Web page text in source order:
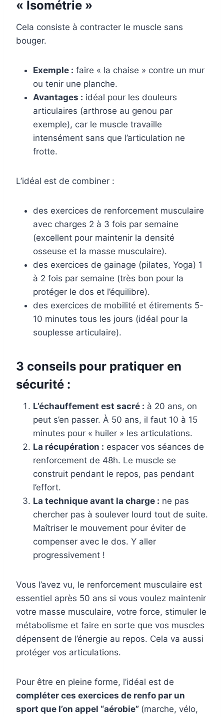
« Isométrie »
Cela consiste à contracter le muscle sans
bouger.
Exemple : faire « la chaise » contre un mur
ou tenir une planche.
Avantages : idéal pour les douleurs
articulaires (arthrose au genou par
exemple), car le muscle travaille
intensément sans que l’articulation ne
frotte.
L’idéal est de combiner :
des exercices de renforcement musculaire
avec charges 2 à 3 fois par semaine
(excellent pour maintenir la densité
osseuse et la masse musculaire).
des exercices de gainage (pilates, Yoga) 1
à 2 fois par semaine (très bon pour la
protéger le dos et l’équilibre).
des exercices de mobilité et étirements 5-
10 minutes tous les jours (idéal pour la
souplesse articulaire).
3 conseils pour pratiquer en
sécurité :
L’échauffement est sacré : à 20 ans, on
peut s’en passer. À 50 ans, il faut 10 à 15
minutes pour « huiler » les articulations.
La récupération : espacer vos séances de
renforcement de 48h. Le muscle se
construit pendant le repos, pas pendant
l’effort.
La technique avant la charge : ne pas
chercher pas à soulever lourd tout de suite.
Maîtriser le mouvement pour éviter de
compenser avec le dos. Y aller
progressivement !
Vous l’avez vu, le renforcement musculaire est
essentiel après 50 ans si vous voulez maintenir
votre masse musculaire, votre force, stimuler le
métabolisme et faire en sorte que vos muscles
dépensent de l’énergie au repos. Cela va aussi
protéger vos articulations.
Pour être en pleine forme, l’idéal est de
compléter ces exercices de renfo par un
sport que l’on appel “aérobie” (marche, vélo,